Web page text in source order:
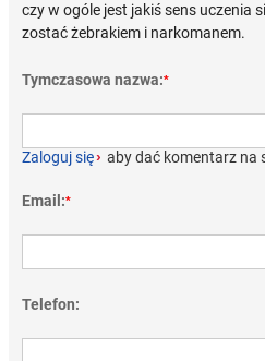
czy w ogóle jest jakiś sens uczenia
zostać żebrakiem i narkomanem.
Tymczasowa nazwa:*
Zaloguj się› aby dać komentarz na
Email:*
Telefon: